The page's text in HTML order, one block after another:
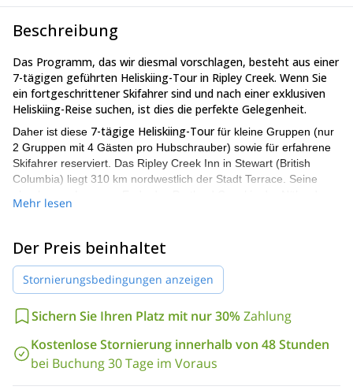
Beschreibung
Das Programm, das wir diesmal vorschlagen, besteht aus einer
7-tägigen geführten Heliskiing-Tour in Ripley Creek. Wenn Sie
ein fortgeschrittener Skifahrer sind und nach einer exklusiven
Heliskiing-Reise suchen, ist dies die perfekte Gelegenheit.
Daher ist diese 7-tägige Heliskiing-Tourfür kleine Gruppen (nur
2 Gruppen mit 4 Gästen pro Hubschrauber) sowie für erfahrene
Skifahrer reserviert. Das Ripley Creek Inn in Stewart (British
Columbia) liegt 310 km nordwestlich der Stadt Terrace. Seine
Grenze zu Alaska macht diesen Ort zu einem wahren Paradies
voller steiler Baumabfahrten und echter Wildpfade.
Während dieser geführten Tour wirdunser Team professioneller
Guidesstets die Wetter- und Schneebedingungen überwachen.
Auf diese Weise können wir die Routen je nach Klima ändern und
unseren Gästen den bestmöglichen Schnee und die besten
Abfahrten garantieren. Zudem sind die Skimöglichkeiten mit
einem so großen Gebiet, das uns zur Verfügung steht, endlos!
Bitte lassen Sie uns Ihnen mehr Details über unsere Unterkunft
Mehr lesen
Der Preis beinhaltet
Stornierungsbedingungen anzeigen
Sichern Sie Ihren Platz mit nur 30%Zahlung
Kostenlose Stornierung innerhalb von 48 Stunden
bei Buchung 30 Tage im Voraus